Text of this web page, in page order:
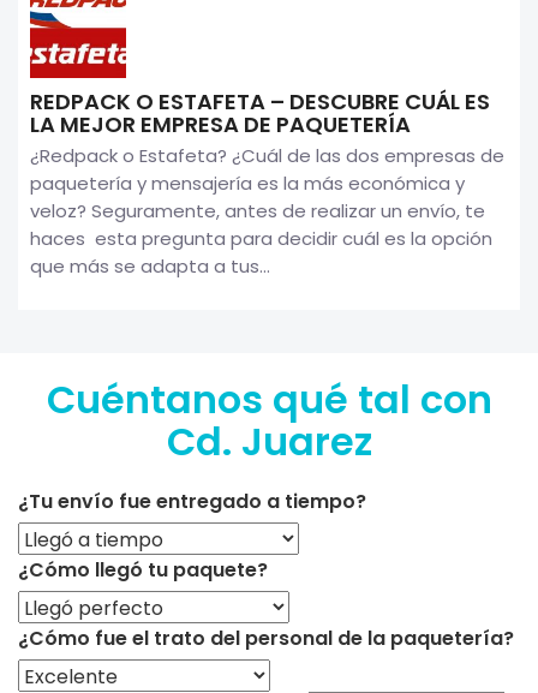
REDPACK O ESTAFETA – DESCUBRE CUÁL ES
LA MEJOR EMPRESA DE PAQUETERÍA
¿Redpack o Estafeta? ¿Cuál de las dos empresas de
paquetería y mensajería es la más económica y
veloz? Seguramente, antes de realizar un envío, te
haces esta pregunta para decidir cuál es la opción
que más se adapta a tus...
Cuéntanos qué tal con
Cd. Juarez
¿Tu envío fue entregado a tiempo?
¿Cómo llegó tu paquete?
¿Cómo fue el trato del personal de la paquetería?